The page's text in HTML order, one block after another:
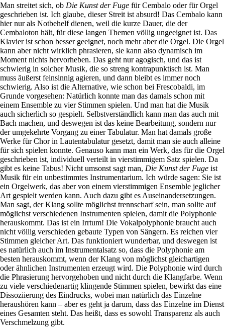
Man streitet sich, ob Die Kunst der Fuge für Cembalo oder für Orgel
geschrieben ist. Ich glaube, dieser Streit ist absurd! Das Cembalo kann
hier nur als Notbehelf dienen, weil die kurze Dauer, die der
Cembaloton hält, für diese langen Themen völlig ungeeignet ist. Das
Klavier ist schon besser geeignet, noch mehr aber die Orgel. Die Orgel
kann aber nicht wirklich phrasieren, sie kann also dynamisch im
Moment nichts hervorheben. Das geht nur agogisch, und das ist
schwierig in solcher Musik, die so streng kontrapunktisch ist. Man
muss äußerst feinsinnig agieren, und dann bleibt es immer noch
schwierig. Also ist die Alternative, wie schon bei Frescobaldi, im
Grunde vorgesehen: Natürlich konnte man das damals schon mit
einem Ensemble zu vier Stimmen spielen. Und man hat die Musik
auch sicherlich so gespielt. Selbstverständlich kann man das auch mit
Bach machen, und deswegen ist das keine Bearbeitung, sondern nur
der umgekehrte Vorgang zu einer Tabulatur. Man hat damals große
Werke für Chor in Lautentabulatur gesetzt, damit man sie auch alleine
für sich spielen konnte. Genauso kann man ein Werk, das für die Orgel
geschrieben ist, individuell verteilt in vierstimmigem Satz spielen. Da
gibt es keine Tabus! Nicht umsonst sagt man, Die Kunst der Fuge ist
Musik für ein unbestimmtes Instrumentarium. Ich würde sagen: Sie ist
ein Orgelwerk, das aber von einem vierstimmigen Ensemble jeglicher
Art gespielt werden kann. Auch dazu gibt es Auseinandersetzungen.
Man sagt, der Klang sollte möglichst trennscharf sein, man sollte auf
möglichst verschiedenen Instrumenten spielen, damit die Polyphonie
herauskommt. Das ist ein Irrtum! Die Vokalpolyphonie braucht auch
nicht völlig verschieden gebaute Typen von Sängern. Es reichen vier
Stimmen gleicher Art. Das funktioniert wunderbar, und deswegen ist
es natürlich auch im Instrumentalsatz so, dass die Polyphonie am
besten herauskommt, wenn der Klang von möglichst gleichartigen
oder ähnlichen Instrumenten erzeugt wird. Die Polyphonie wird durch
die Phrasierung hervorgehoben und nicht durch die Klangfarbe. Wenn
zu viele verschiedenartig klingende Stimmen spielen, bewirkt das eine
Dissoziierung des Eindrucks, wobei man natürlich das Einzelne
heraushören kann – aber es geht ja darum, dass das Einzelne im Dienst
eines Gesamten steht. Das heißt, dass es sowohl Transparenz als auch
Verschmelzung gibt.